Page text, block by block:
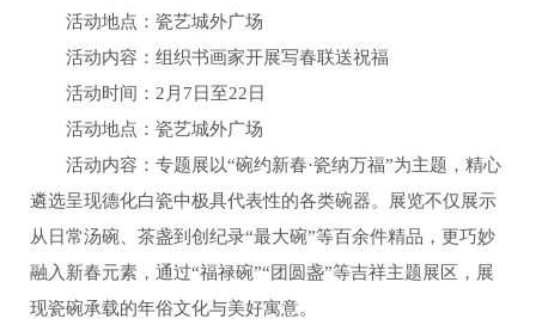
活动地点：瓷艺城外广场
活动内容：组织书画家开展写春联送祝福
活动时间：2月7日至22日
活动地点：瓷艺城外广场
活动内容：专题展以“碗约新春·瓷纳万福”为主题，精心
遴选呈现德化白瓷中极具代表性的各类碗器。展览不仅展示
从日常汤碗、茶盏到创纪录“最大碗”等百余件精品，更巧妙
融入新春元素，通过“福禄碗”“团圆盏”等吉祥主题展区，展
现瓷碗承载的年俗文化与美好寓意。